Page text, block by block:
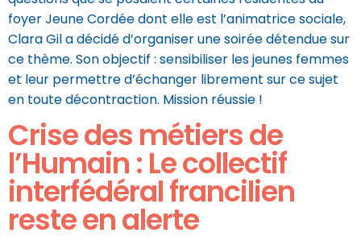
foyer Jeune Cordée dont elle est l’animatrice sociale,
Clara Gil a décidé d’organiser une soirée détendue sur
ce thème. Son objectif : sensibiliser les jeunes femmes
et leur permettre d’échanger librement sur ce sujet
en toute décontraction. Mission réussie !
Crise des métiers de
l’Humain : Le collectif
interfédéral francilien
reste en alerte